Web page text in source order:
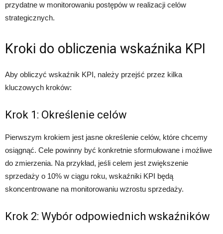
przydatne w monitorowaniu postępów w realizacji celów
strategicznych.
Kroki do obliczenia wskaźnika KPI
Aby obliczyć wskaźnik KPI, należy przejść przez kilka
kluczowych kroków:
Krok 1: Określenie celów
Pierwszym krokiem jest jasne określenie celów, które chcemy
osiągnąć. Cele powinny być konkretnie sformułowane i możliwe
do zmierzenia. Na przykład, jeśli celem jest zwiększenie
sprzedaży o 10% w ciągu roku, wskaźniki KPI będą
skoncentrowane na monitorowaniu wzrostu sprzedaży.
Krok 2: Wybór odpowiednich wskaźników